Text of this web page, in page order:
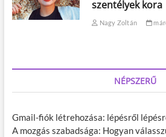
szentélyek kora
Nagy Zoltán
NÉPSZERŰ
Gmail-fiók létrehozása: lépésről
A mozgás szabadsága: Hogyan